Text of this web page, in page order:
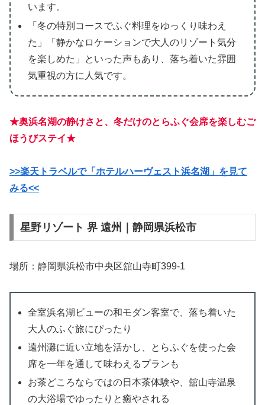
います。
「冬の特別コースでふぐ料理をゆっくり味わえ
た」「静かなロケーションで大人のリゾート気分
を楽しめた」といった声もあり、落ち着いた雰囲
気重視の方に人気です。
★奥浜名湖の静けさと、冬だけのとらふぐ会席を楽しむご
ほうびステイ★
>>楽天トラベルで「ホテルハーヴェスト浜名湖」を見て
みる<<
星野リゾート 界 遠州｜静岡県浜松市
場所：静岡県浜松市中央区舘山寺町399-1
全室浜名湖ビューの和モダン客室で、落ち着いた
大人のふぐ旅にぴったり
遠州灘に近い立地を活かし、とらふぐを使った会
席を一年を通して味わえるプランも
お茶どころならではの日本茶体験や、舘山寺温泉
の大浴場でゆったりと癒やされる